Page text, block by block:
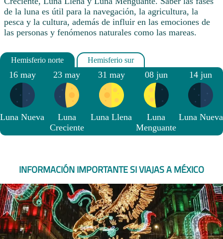
de la luna es útil para la navegación, la agricultura, la
pesca y la cultura, además de influir en las emociones de
las personas y fenómenos naturales como las mareas.
16 may
Luna Nueva
23 may
Luna
Creciente
31 may
Luna Llena
08 jun
Luna
Menguante
14 jun
Luna Nueva
INFORMACIÓN IMPORTANTE SI VIAJAS A MÉXICO